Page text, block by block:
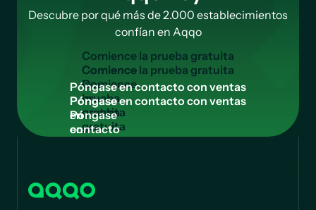
Descubre por qué más de 2.000 establecimientos
confían en Aqqo
Comiencela pruebagratuita
Comience
la
prueba
gratuita
Póngaseencontactoconventas
Póngase
en
contacto